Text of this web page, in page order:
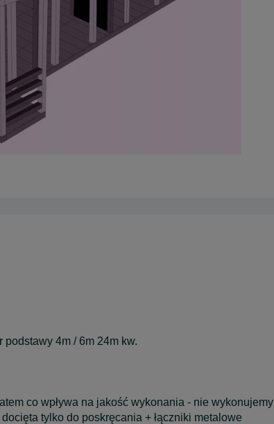
podstawy 4m / 6m 24m kw.
co wpływa na jakość wykonania - nie wykonujemy
tylko do poskręcania + łączniki metalowe